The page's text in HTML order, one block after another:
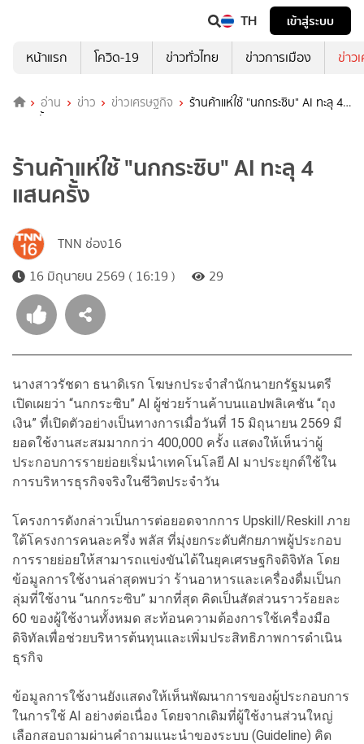
TH
เข้าสู่ระบบ
หน้าแรก
โควิด-19 ข่าวทั่วไทย ข่าวการเมือง ข่าว
อ่าน ข่าว ข่าวเศรษฐกิจ
ร้านค้าแห่ใช้ "นกกระซิบ" AI ทะลุ 4
แสนครั้ง
ร้านค้าแห่ใช้ "นกกระซิบ" AI ทะลุ 4
แสนครั้ง
TNN ช่อง16
16 มิถุนายน 2569 ( 16:19 )
29
นางสาวรัชดา ธนาดิเรก โฆษกประจำสำนักนายกรัฐมนตรี
เปิดเผยว่า “นกกระซิบ” AI ผู้ช่วยร้านค้าบนแอปพลิเคชัน “ถุง
เงิน” ที่เปิดตัวอย่างเป็นทางการเมื่อวันที่ 15 มิถุนายน 2569 มี
ยอดใช้งานสะสมมากกว่า 400,000 ครั้ง แสดงให้เห็นว่าผู้
ประกอบการรายย่อยเริ่มนำเทคโนโลยี AI มาประยุกต์ใช้ใน
การบริหารธุรกิจจริงในชีวิตประจำวัน
โครงการดังกล่าวเป็นการต่อยอดจากการ Upskill/Reskill ภาย
ใต้โครงการคนละครึ่ง พลัส ที่มุ่งยกระดับศักยภาพผู้ประกอบ
การรายย่อยให้สามารถแข่งขันได้ในยุคเศรษฐกิจดิจิทัล โดย
ข้อมูลการใช้งานล่าสุดพบว่า ร้านอาหารและเครื่องดื่มเป็นก
ลุ่มที่ใช้งาน “นกกระซิบ” มากที่สุด คิดเป็นสัดส่วนราวร้อยละ
60 ของผู้ใช้งานทั้งหมด สะท้อนความต้องการใช้เครื่องมือ
ดิจิทัลเพื่อช่วยบริหารต้นทุนและเพิ่มประสิทธิภาพการดำเนิน
ธุรกิจ
ข้อมูลการใช้งานยังแสดงให้เห็นพัฒนาการของผู้ประกอบการ
ในการใช้ AI อย่างต่อเนื่อง โดยจากเดิมที่ผู้ใช้งานส่วนใหญ่
เลือกสอบถามผ่านคำถามแนะนำของระบบ (Guideline) คิด